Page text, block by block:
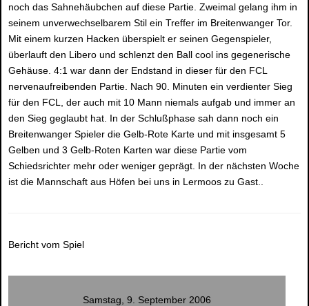
noch das Sahnehäubchen auf diese Partie. Zweimal gelang ihm in
seinem unverwechselbarem Stil ein Treffer im Breitenwanger Tor.
Mit einem kurzen Hacken überspielt er seinen Gegenspieler,
überlauft den Libero und schlenzt den Ball cool ins gegenerische
Gehäuse. 4:1 war dann der Endstand in dieser für den FCL
nervenaufreibenden Partie. Nach 90. Minuten ein verdienter Sieg
für den FCL, der auch mit 10 Mann niemals aufgab und immer an
den Sieg geglaubt hat. In der Schlußphase sah dann noch ein
Breitenwanger Spieler die Gelb-Rote Karte und mit insgesamt 5
Gelben und 3 Gelb-Roten Karten war diese Partie vom
Schiedsrichter mehr oder weniger geprägt. In der nächsten Woche
ist die Mannschaft aus Höfen bei uns in Lermoos zu Gast..
Bericht vom Spiel
Samstag, 9. September 2006